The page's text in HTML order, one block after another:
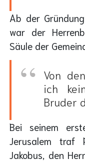
Ab der
war der
Säule der
Von
ich
Bruder
Bei seinem
Jerusalem traf
Jakobus, den